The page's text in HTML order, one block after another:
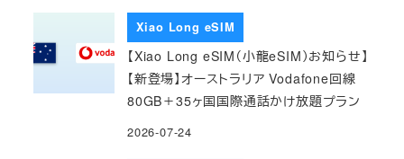
Xiao Long eSIM
【Xiao Long eSIM（小龍eSIM）お知らせ】
【新登場】オーストラリア Vodafone回線
80GB＋35ヶ国国際通話かけ放題プラン
2026-07-24